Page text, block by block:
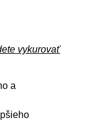
vykurovať
a